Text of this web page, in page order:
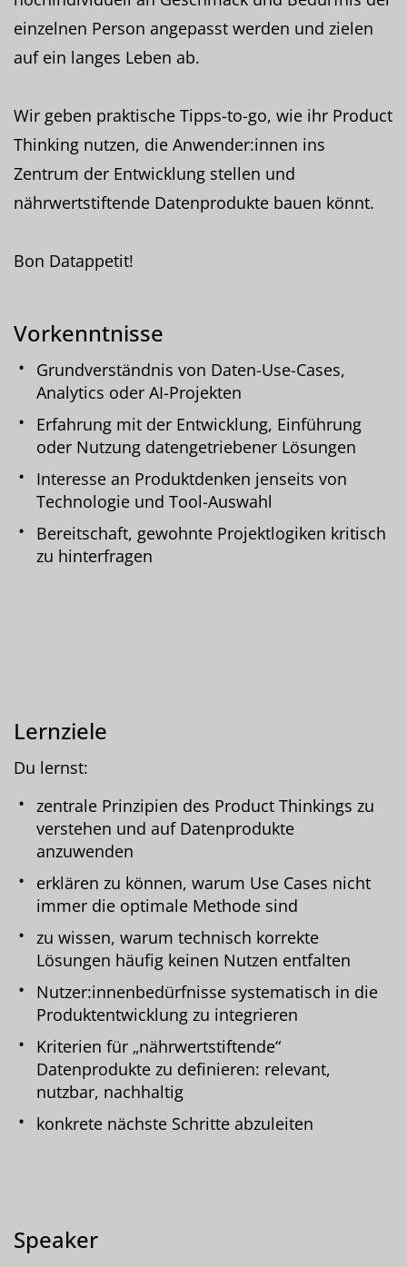
einzelnen Person angepasst werden und zielen
auf ein langes Leben ab.
Wir geben praktische Tipps-to-go, wie ihr Product
Thinking nutzen, die Anwender:innen ins
Zentrum der Entwicklung stellen und
nährwertstiftende Datenprodukte bauen könnt.
Bon Datappetit!
Vorkenntnisse
Grundverständnis von Daten-Use-Cases,
Analytics oder AI-Projekten
Erfahrung mit der Entwicklung, Einführung
oder Nutzung datengetriebener Lösungen
Interesse an Produktdenken jenseits von
Technologie und Tool-Auswahl
Bereitschaft, gewohnte Projektlogiken kritisch
zu hinterfragen
Lernziele
Du lernst:
zentrale Prinzipien des Product Thinkings zu
verstehen und auf Datenprodukte
anzuwenden
erklären zu können, warum Use Cases nicht
immer die optimale Methode sind
zu wissen, warum technisch korrekte
Lösungen häufig keinen Nutzen entfalten
Nutzer:innenbedürfnisse systematisch in die
Produktentwicklung zu integrieren
Kriterien für „nährwertstiftende“
Datenprodukte zu definieren: relevant,
nutzbar, nachhaltig
konkrete nächste Schritte abzuleiten
Speaker